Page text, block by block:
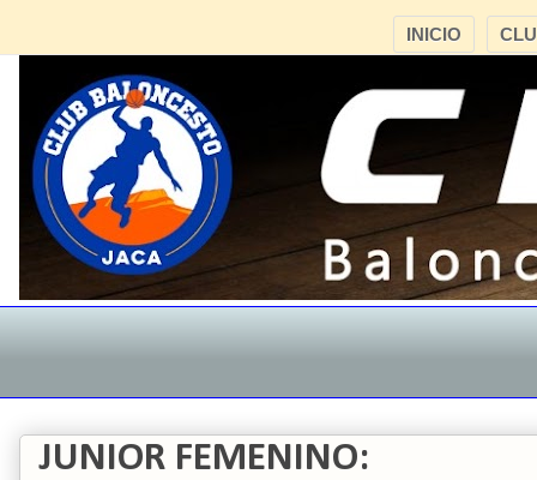
INICIO
JUNIOR FEMENINO: